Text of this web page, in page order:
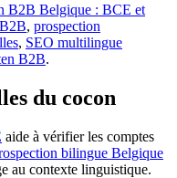
B2B Belgique : BCE et
, prospection
, SEO multilingue
B2B.
du cocon
aide à vérifier les comptes
bilingue Belgique
au contexte linguistique.